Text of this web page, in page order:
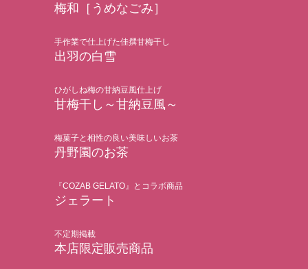
梅和［うめなごみ］
手作業で仕上げた佳撰甘梅干し
出羽の白雪
ひがしね梅の甘納豆風仕上げ
甘梅干し～甘納豆風～
梅菓子と相性の良い美味しいお茶
丹野園のお茶
『COZAB GELATO』とコラボ商品
ジェラート
不定期掲載
本店限定販売商品